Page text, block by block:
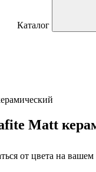
Каталог
Matt
от цвета на